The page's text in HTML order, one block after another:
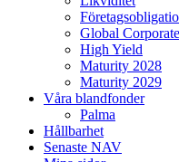
Global
High Yield
Maturity 2028
Maturity 2029
Våra blandfonder
Palma
Hållbarhet
Senaste NAV